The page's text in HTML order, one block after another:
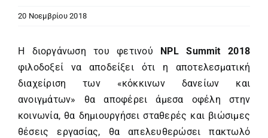
20 Νοεμβρίου 2018
Η διοργάνωση του φετινού NPL Summit 2018
φιλοδοξεί να αποδείξει ότι η αποτελεσματική
διαχείριση των «κόκκινων δανείων και
ανοιγμάτων» θα αποφέρει άμεσα οφέλη στην
κοινωνία, θα δημιουργήσει σταθερές και βιώσιμες
θέσεις εργασίας, θα απελευθερώσει πακτωλό